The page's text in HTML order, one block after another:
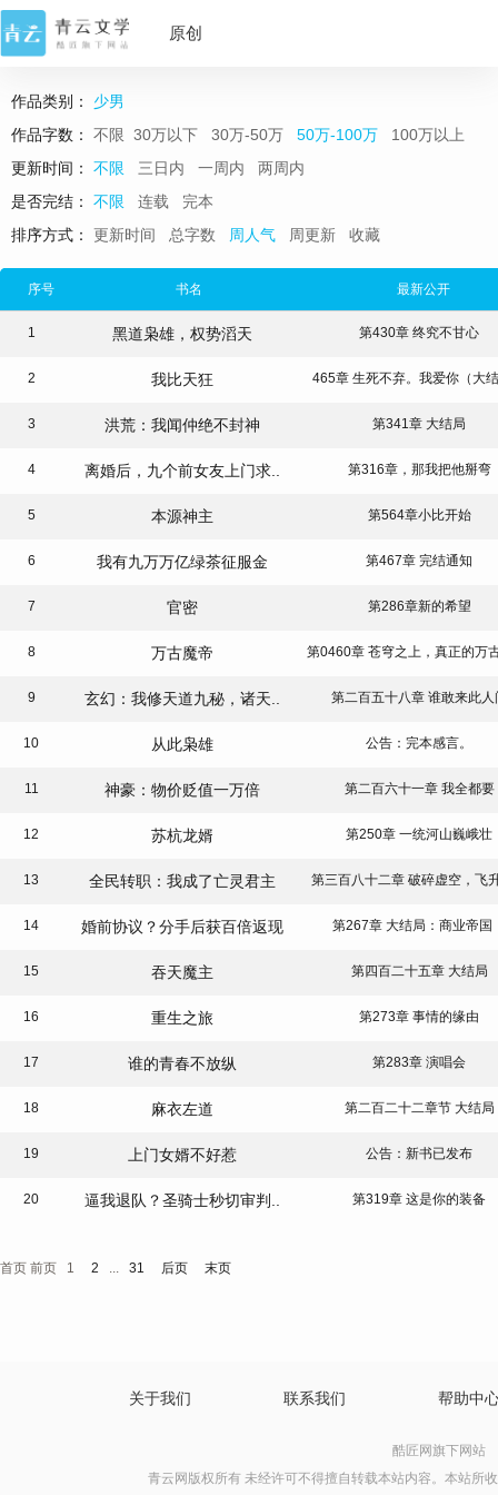
原创
书库
作品类别： 少男
作品字数： 不限 30万以下 30万-50万 50万-100万
100万以上
更新时间： 不限 三日内 一周内
两周内
是否完结： 不限 连载
完本
排序方式： 更新时间 总字数 周人气 周更新 收藏
序号 书名 最新公开
1 黑道枭雄，权势滔天 第430章 终究不甘心
2 我比天狂 465章 生死不弃。我爱你（大
3 洪荒：我闻仲绝不封神 第341章 大结局
4 离婚后，九个前女友上门求.. 第316章，那我把他掰弯
5 本源神主 第564章小比开始
6 我有九万万亿绿茶征服金 第467章 完结通知
7 官密 第286章新的希望
8 万古魔帝
9 玄幻：我修天道九秘，诸天.. 第二百五十八章 谁敢来此人
10 从此枭雄 公告：完本感言。
11 神豪：物价贬值一万倍 第二百六十一章 我全都要
12 苏杭龙婿 第250章 一统河山巍峨壮
13 全民转职：我成了亡灵君主 第三百八十二章 破碎虚空，飞
14 婚前协议？分手后获百倍返现 第267章 大结局：商业帝国
15 吞天魔主 第四百二十五章 大结局
16 重生之旅 第273章 事情的缘由
17 谁的青春不放纵 第283章 演唱会
18 麻衣左道 第二百二十二章节 大结局
19 上门女婿不好惹 公告：新书已发布
20 逼我退队？圣骑士秒切审判.. 第319章 这是你的装备
首页 前页 1 2 ... 31 后页 末页
关于我们 联系我们 帮助中
酷匠网旗下网站
青云网版权所有 未经许可不得擅自转载本站内容。本站所